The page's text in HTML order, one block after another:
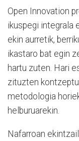
Open Innovation
ikuspegi integrala
ekin aurretik,
ikastaro bat egin
hartu zuten. Hari
zituzten
metodologia
helburuarekin.
Nafarroan